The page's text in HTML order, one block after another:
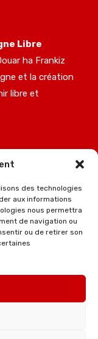
des technologies
aux informations
nous permettra
de navigation ou
ou de retirer son
Libre
ha Frankiz
et la création
libre et